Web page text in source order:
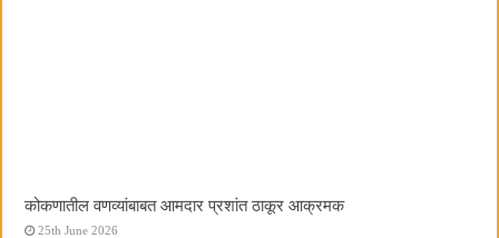
कोकणातील वणव्यांबाबत आमदार प्रशांत ठाकूर आक्रमक
25th June 2026